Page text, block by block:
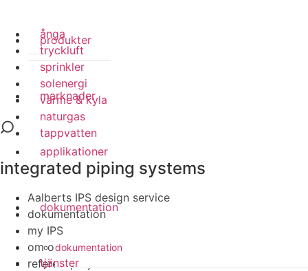
produkter
marknader
applikationer
dokumentation
dokumentation
tjänster
ånga
tryckluft
sprinkler
solenergi
värme & kyla
naturgas
tappvatten
integrated piping systems
Aalberts IPS design service
dokumentation
my IPS
om oss
referensprojekt